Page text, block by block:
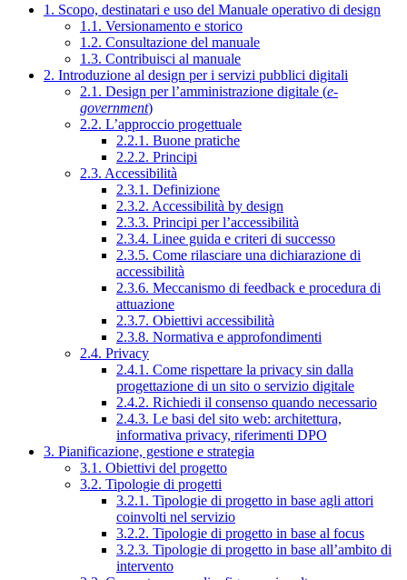
1. Scopo, destinatari e uso del Manuale operativo di design
1.1. Versionamento e storico
1.2. Consultazione del manuale
1.3. Contribuisci al manuale
2. Introduzione al design per i servizi pubblici digitali
2.1. Design per l’amministrazione digitale (e-
government)
2.2. L’approccio progettuale
2.2.1. Buone pratiche
2.2.2. Principi
2.3. Accessibilità
2.3.1. Definizione
2.3.2. Accessibilità by design
2.3.3. Principi per l’accessibilità
2.3.4. Linee guida e criteri di successo
2.3.5. Come rilasciare una dichiarazione di
accessibilità
2.3.6. Meccanismo di feedback e procedura di
attuazione
2.3.7. Obiettivi accessibilità
2.3.8. Normativa e approfondimenti
2.4. Privacy
2.4.1. Come rispettare la privacy sin dalla
progettazione di un sito o servizio digitale
2.4.2. Richiedi il consenso quando necessario
2.4.3. Le basi del sito web: architettura,
informativa privacy, riferimenti DPO
3. Pianificazione, gestione e strategia
3.1. Obiettivi del progetto
3.2. Tipologie di progetti
3.2.1. Tipologie di progetto in base agli attori
coinvolti nel servizio
3.2.2. Tipologie di progetto in base al focus
3.2.3. Tipologie di progetto in base all’ambito di
intervento